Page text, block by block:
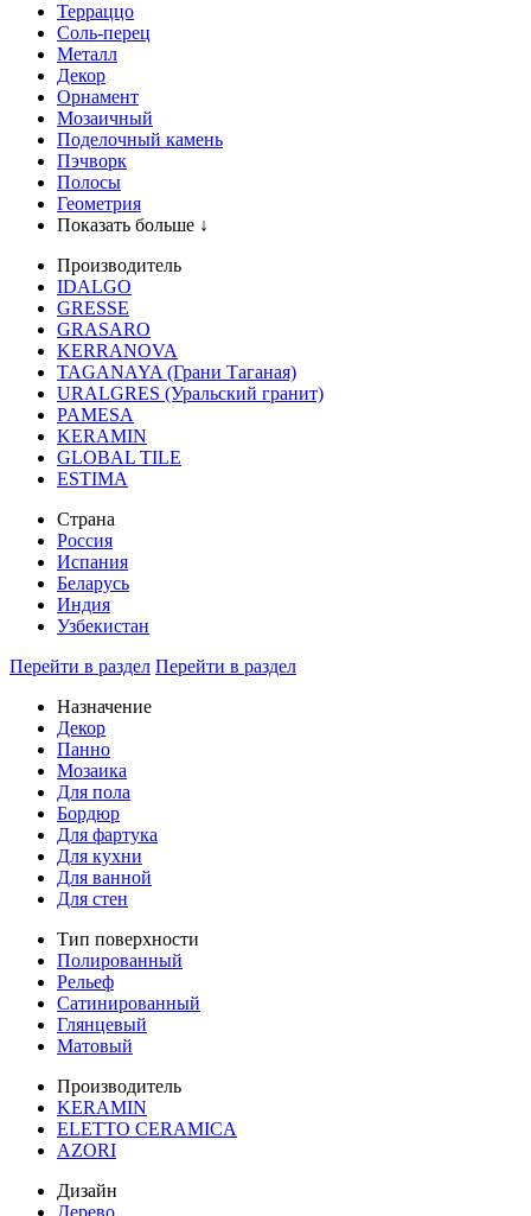
Терраццо
Соль-перец
Металл
Декор
Орнамент
Мозаичный
Поделочный камень
Пэчворк
Полосы
Геометрия
Показать больше ↓
Производитель
IDALGO
GRESSE
GRASARO
KERRANOVA
TAGANAYA (Грани Таганая)
URALGRES (Уральский гранит)
PAMESA
KERAMIN
GLOBAL TILE
ESTIMA
Страна
Россия
Испания
Беларусь
Индия
Узбекистан
Перейти в раздел Перейти в раздел
Назначение
Декор
Панно
Мозаика
Для пола
Бордюр
Для фартука
Для кухни
Для ванной
Для стен
Тип поверхности
Полированный
Рельеф
Сатинированный
Глянцевый
Матовый
Производитель
KERAMIN
ELETTO CERAMICA
AZORI
Дизайн
Дерево